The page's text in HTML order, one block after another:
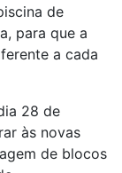
de
para que a
a cada
28 de
às novas
de blocos